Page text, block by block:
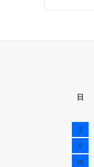
日
2
9
16